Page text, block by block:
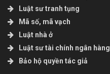
Luật sư tranh tụng
Mã số, mã vạch
Luật nhà ở
Luật sư tài chính ngân hàng
Bảo hộ quyền tác giả